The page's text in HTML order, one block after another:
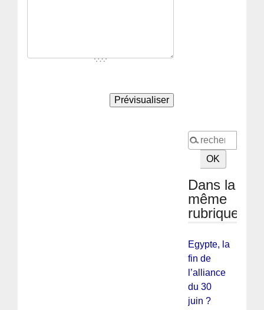
Dans la
même
rubrique
Egypte, la
fin de
l’alliance
du 30
juin ?